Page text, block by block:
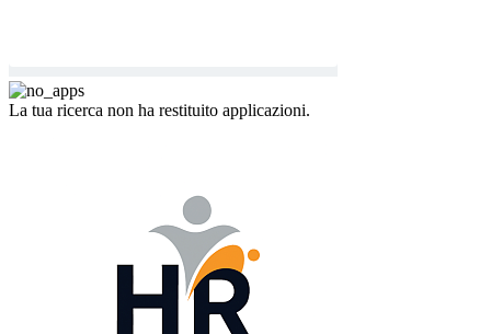
La tua ricerca non ha restituito applicazioni.